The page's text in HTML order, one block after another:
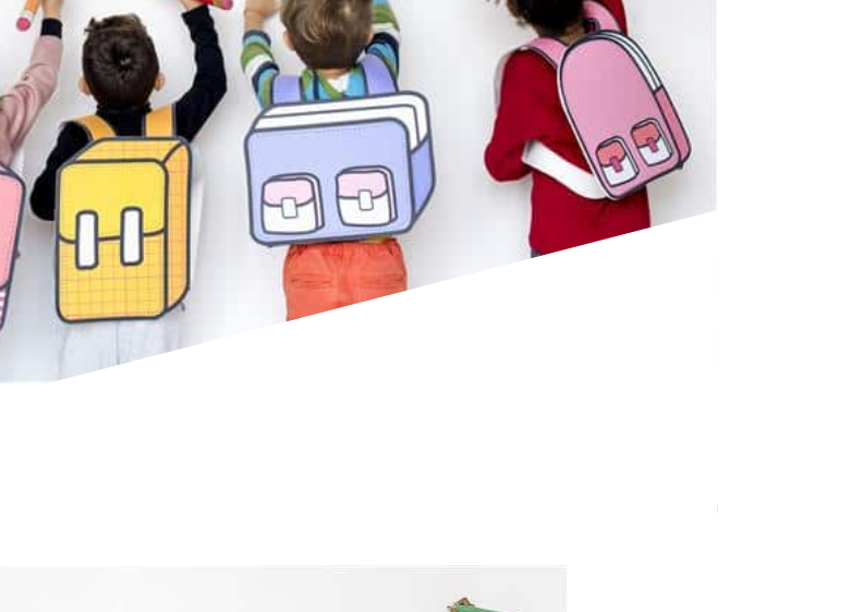
pour les marques qui s’adressent aux